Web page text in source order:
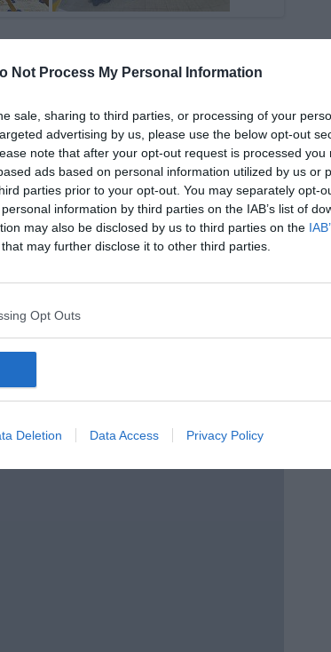
Not Process My Personal Information
sale, sharing to third parties, or processing of your
advertising by us, please use the below opt-out
note that after your opt-out request is processed you
ads based on personal information utilized by us or
parties prior to your opt-out. You may separately opt-
information by third parties on the IAB’s list of
may also be disclosed by us to third parties on the
that may further disclose it to other third parties.
Opt Outs
Deletion Data Access Privacy Policy